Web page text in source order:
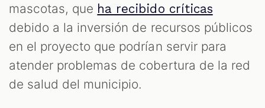
mascotas, que ha recibido críticas
debido a la inversión de recursos públicos
en el proyecto que podrían servir para
atender problemas de cobertura de la red
de salud del municipio.